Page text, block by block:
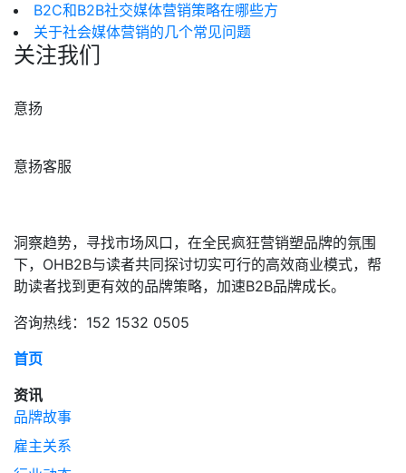
B2C和B2B社交媒体营销策略在哪些方
关于社会媒体营销的几个常见问题
关注我们
意扬
意扬客服
洞察趋势，寻找市场风口，在全民疯狂营销塑品牌的氛围
下，OHB2B与读者共同探讨切实可行的高效商业模式，帮
助读者找到更有效的品牌策略，加速B2B品牌成长。
咨询热线：152 1532 0505
首页
资讯
品牌故事
雇主关系